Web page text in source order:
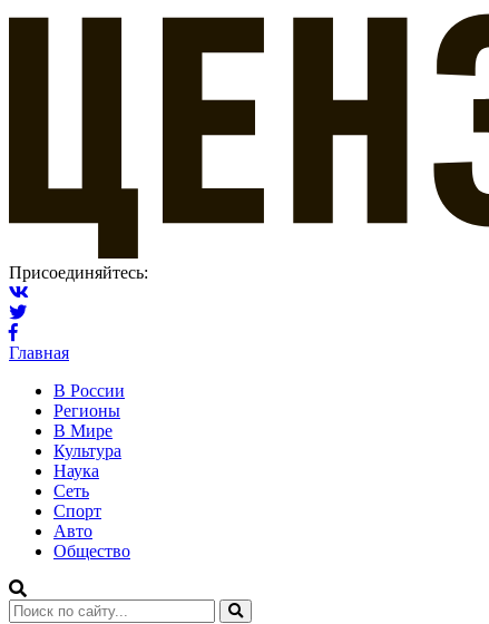
Присоединяйтесь:
Главная
В России
Регионы
В Мире
Культура
Наука
Сеть
Спорт
Авто
Общество